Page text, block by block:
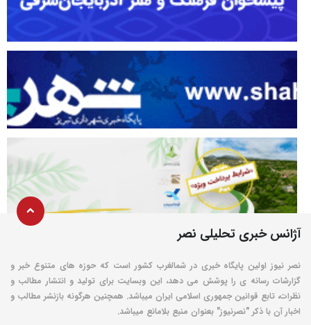
آژانس خبری تحلیلی نصر
نصر نیوز اولین پایگاه خبری در شمالغرب کشور است که حوزه های متنوع خبر و
گزارشات رسانه ی را پوشش می دهد، این وبسایت برای تولید و انتشار مطالب و
نظرات، تابع قوانین جمهوری اسلامی ایران میباشد. همچنین هرگونه بازنشر مطالب و
اخبار آن با ذکر "نصرنیوز" بعنوان منبع بلامانع میباشد.